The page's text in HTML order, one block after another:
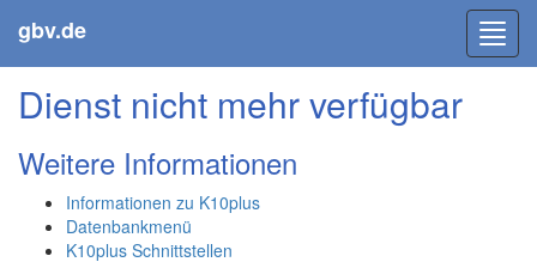
gbv.de
Dienst nicht mehr verfügbar
Weitere Informationen
Informationen zu K10plus
Datenbankmenü
K10plus Schnittstellen